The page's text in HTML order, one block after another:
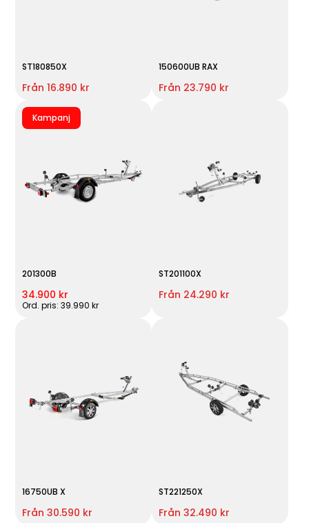
ST180850X
Från 16.890 kr
150600UB RAX
Från 23.790 kr
Kampanj
201300B
34.900 kr
Ord. pris: 39.990 kr
ST201100X
Från 24.290 kr
16750UB X
Från 30.590 kr
ST221250X
Från 32.490 kr